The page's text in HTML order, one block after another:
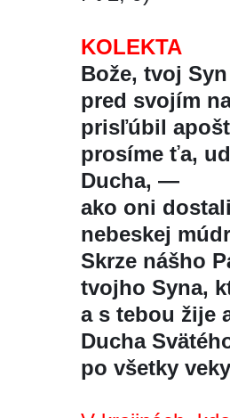
KOLEKTA
Bože, tvoj Syn
pred svojím
prisľúbil
prosíme ťa,
Ducha, —
ako oni
nebeskej
Skrze nášho
tvojho Syna,
a s tebou žije
Ducha
po všetky